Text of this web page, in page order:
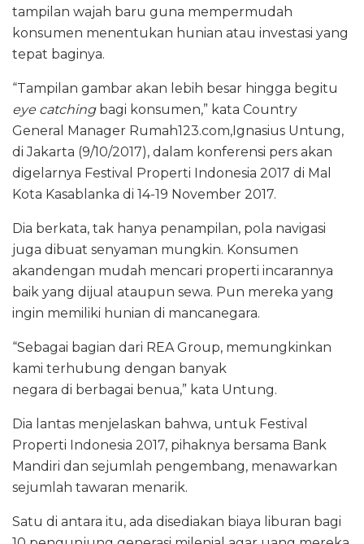
tampilan wajah baru guna mempermudah
konsumen menentukan hunian atau investasi yang
tepat baginya.
“Tampilan gambar akan lebih besar hingga begitu
eye catchingbagi konsumen,” kata Country
General Manager Rumah123.com,Ignasius Untung,
di Jakarta (9/10/2017), dalam konferensi pers akan
digelarnya Festival Properti Indonesia 2017 di Mal
Kota Kasablanka di 14-19 November 2017.
Dia berkata, tak hanya penampilan, pola navigasi
juga dibuat senyaman mungkin. Konsumen
akandengan mudah mencari properti incarannya
baik yang dijual ataupun sewa. Pun mereka yang
ingin memiliki hunian di mancanegara.
“Sebagai bagian dari REA Group, memungkinkan
kami terhubung dengan banyak
negara di berbagai benua,” kata Untung.
Dia lantas menjelaskan bahwa, untuk Festival
Properti Indonesia 2017, pihaknya bersama Bank
Mandiri dan sejumlah pengembang, menawarkan
sejumlah tawaran menarik.
Satu di antara itu, ada disediakan biaya liburan bagi